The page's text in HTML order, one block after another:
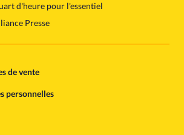
d'heure pour l'essentiel
Presse
de vente
personnelles